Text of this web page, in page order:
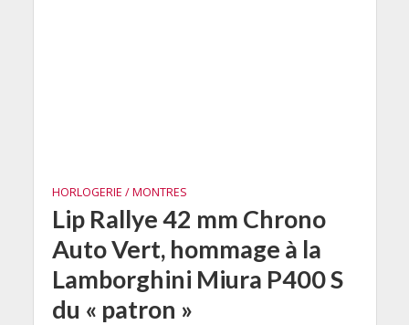
HORLOGERIE / MONTRES
Lip Rallye 42 mm Chrono
Auto Vert, hommage à la
Lamborghini Miura P400 S
du « patron »